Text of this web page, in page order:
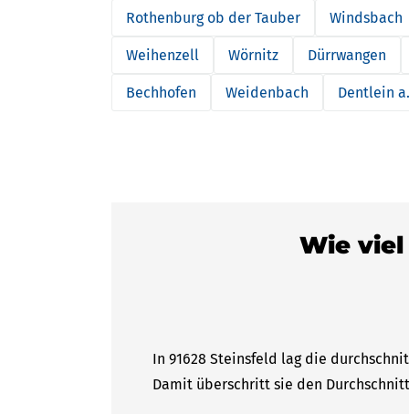
Rothenburg ob der Tauber Windsbach
Weihenzell Wörnitz Dürrwangen
Bechhofen Weidenbach Dentlein
Wie viel
In 91628 Steinsfeld lag die
Damit überschritt sie den